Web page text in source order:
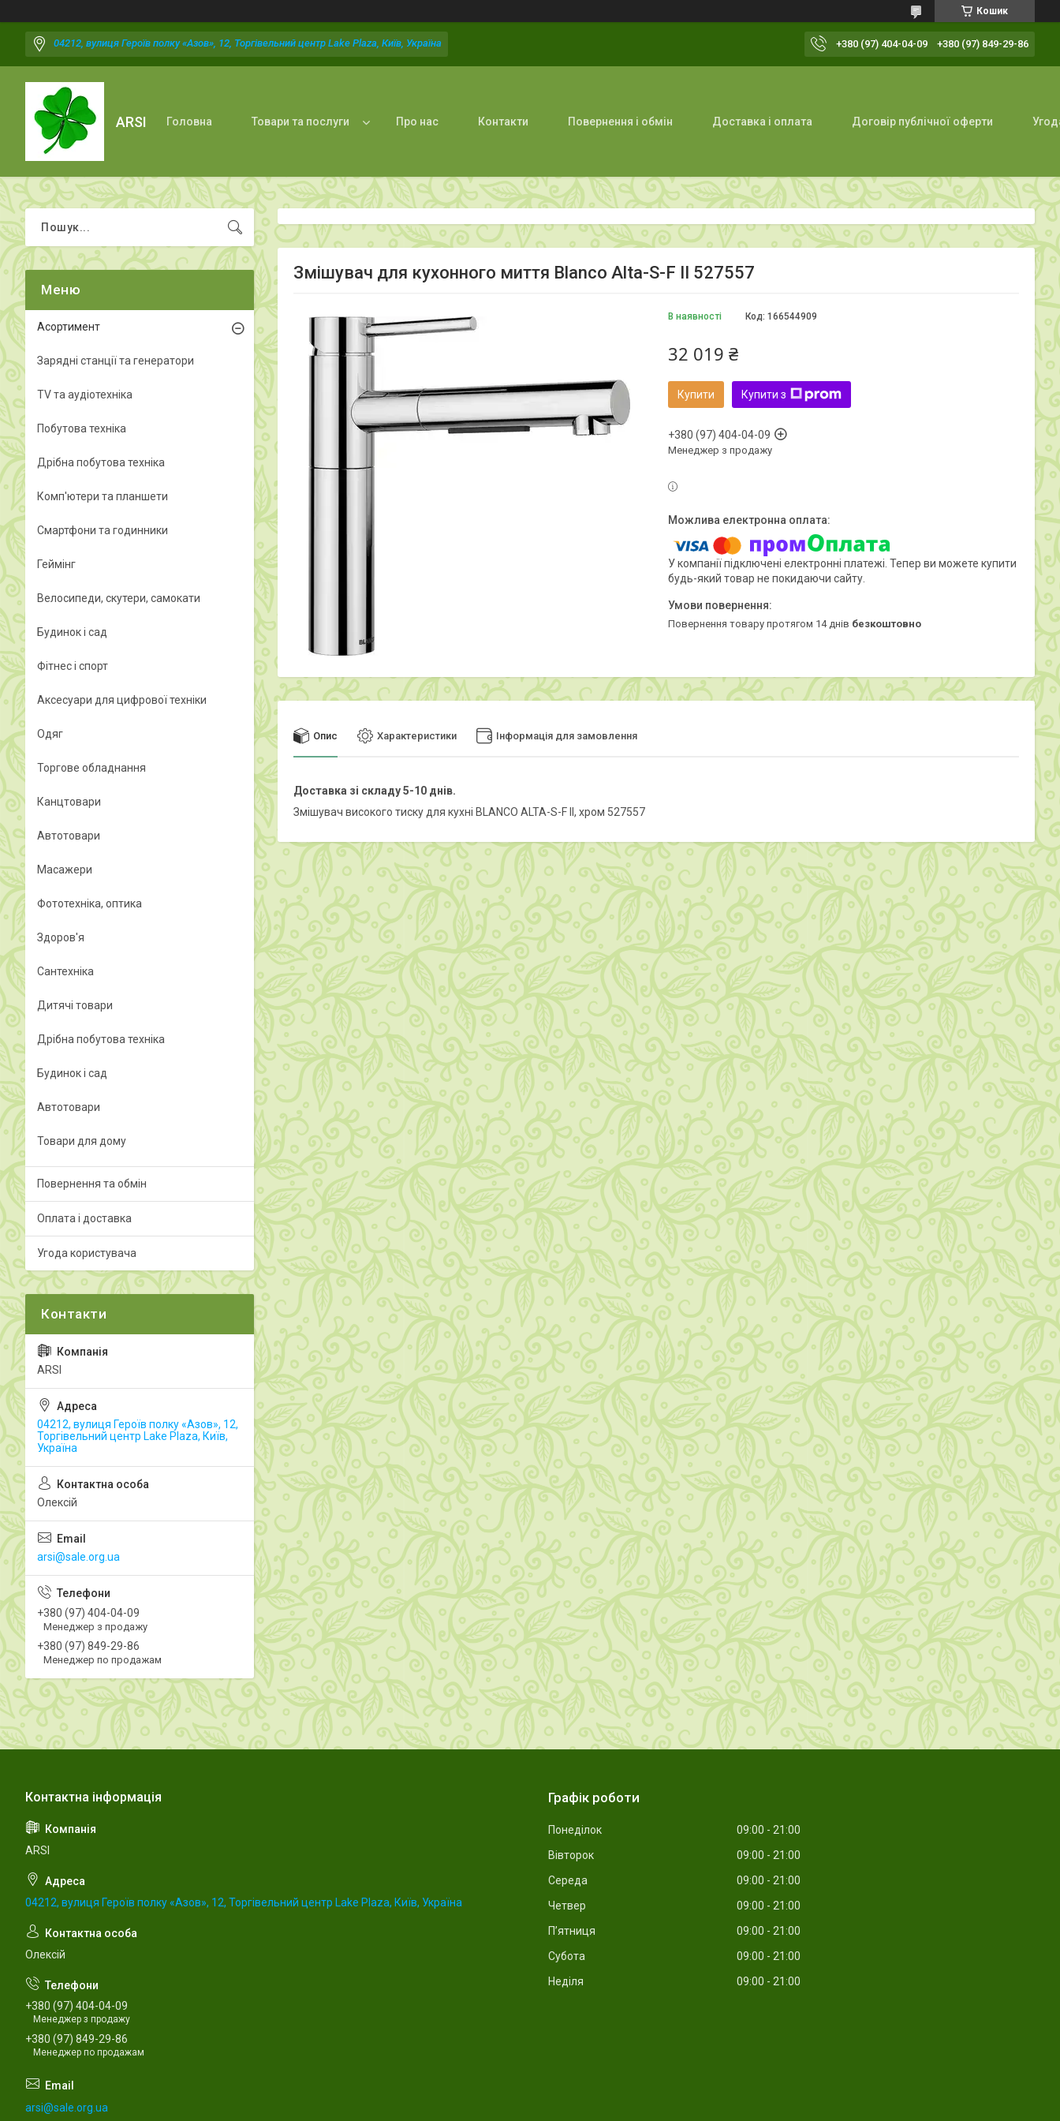
Кошик
04212, вулиця Героїв полку «Азов», 12, Торгівельний центр Lake Plaza, Київ, Україна +380 (97) 404-04-09 +380 (97) 849-29-86
ARSI Головна Товари та послуги Про нас Контакти Повернення і обмін Доставка і оплата Договір публічної оферти
Змішувач для кухонного миття Blanco Alta-S-F II 527557
В наявності Код: 166544909
32 019 ₴
Купити Купити з
+380 (97) 404-04-09
Менеджер з продажу
У компанії підключені електронні платежі. Тепер ви можете купити
будь-який товар не покидаючи сайту.
повернення товару протягом 14 днів безкоштовно
Опис Характеристики Інформація для замовлення
Доставка зі складу 5-10 днів.
Змішувач високого тиску для кухні BLANCO ALTA-S-F II, хром 527557
Асортимент
Зарядні станції та генератори
TV та аудіотехніка
Побутова техніка
Дрібна побутова техніка
Комп'ютери та планшети
Смартфони та годинники
Геймінг
Велосипеди, скутери, самокати
Будинок і сад
Фітнес і спорт
Аксесуари для цифрової техніки
Одяг
Торгове обладнання
Канцтовари
Автотовари
Масажери
Фототехніка, оптика
Здоров'я
Сантехніка
Дитячі товари
Дрібна побутова техніка
Будинок і сад
Автотовари
Товари для дому
Повернення та обмін
Оплата і доставка
Угода користувача
ARSI
04212, вулиця Героїв полку «Азов», 12,
Торгівельний центр Lake Plaza, Київ,
Україна
Олексій
arsi@sale.org.ua
+380 (97) 404-04-09
Менеджер з продажу
+380 (97) 849-29-86
Менеджер по продажам
ARSI
04212, вулиця Героїв полку «Азов», 12, Торгівельний центр Lake Plaza, Київ, Україна
Олексій
+380 (97) 404-04-09
Менеджер з продажу
+380 (97) 849-29-86
Менеджер по продажам
arsi@sale.org.ua
Графік роботи
Понеділок 09:00
21:00
Вівторок
09:00
21:00
Середа
09:00
21:00
Четвер
09:00
21:00
Пʼятниця
09:00
21:00
Субота
09:00
21:00
Неділя
09:00 21:00